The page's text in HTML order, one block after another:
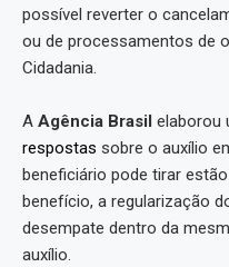
possível reverter o
ou de processamentos de
Cidadania.
A Agência Brasil elaborou
respostas sobre o auxílio
beneficiário pode tirar
benefício, a regularização
desempate dentro da
auxílio.